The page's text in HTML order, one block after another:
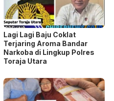
Lagi Lagi Baju Coklat
Terjaring Aroma Bandar
Narkoba di Lingkup Polres
Toraja Utara